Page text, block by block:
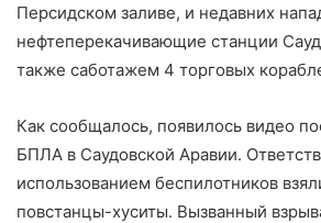
Персидском заливе, и недавних
нефтеперекачивающие станции
также саботажем 4 торговых
Как сообщалось, появилось видео
БПЛА в Саудовской Аравии.
использованием беспилотников
повстанцы-хуситы. Вызванный